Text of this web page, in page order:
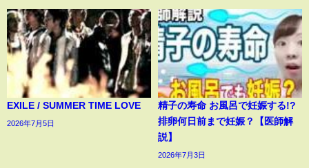
EXILE / SUMMER TIME LOVE
2026年7月5日
精子の寿命 お風呂で妊娠する!?
排卵何日前まで妊娠？【医師解
説】
2026年7月3日